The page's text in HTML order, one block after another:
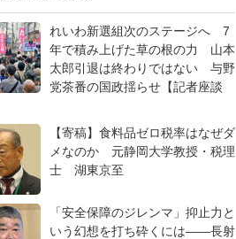
れいわ新選組次のステージへ 7
年で積み上げた草の根の力 山本
太郎引退は終わりではない 与野
党茶番の国政揺らせ【記者座談
【寄稿】食料品ゼロ税率はなぜダ
メなのか 元静岡大学教授・税理
士 湖東京至
「安全保障のジレンマ」抑止力と
いう幻想を打ち砕くには――長射